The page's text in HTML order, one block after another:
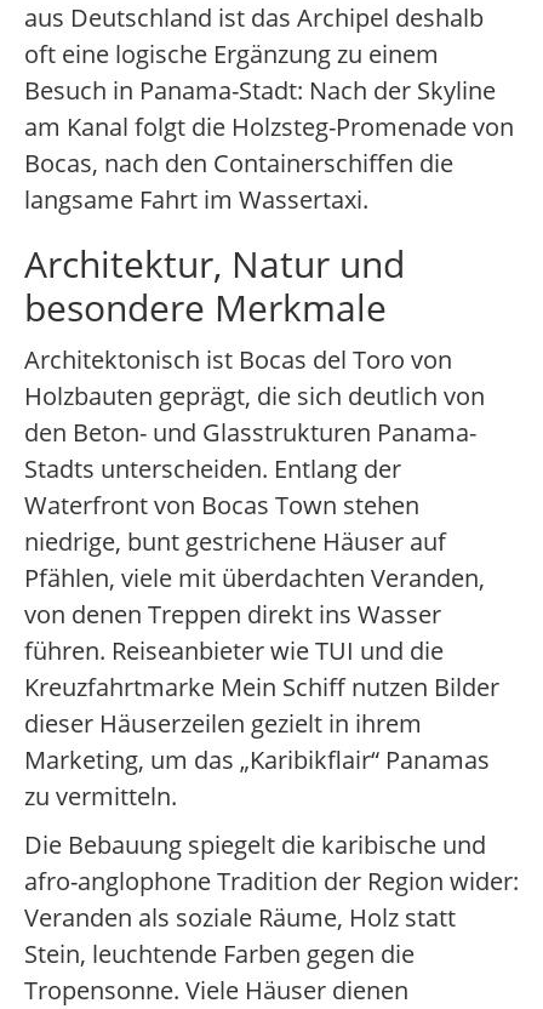
aus Deutschland ist das Archipel deshalb
oft eine logische Ergänzung zu einem
Besuch in Panama-Stadt: Nach der Skyline
am Kanal folgt die Holzsteg-Promenade von
Bocas, nach den Containerschiffen die
langsame Fahrt im Wassertaxi.
Architektur, Natur und
besondere Merkmale
Architektonisch ist Bocas del Toro von
Holzbauten geprägt, die sich deutlich von
den Beton- und Glasstrukturen Panama-
Stadts unterscheiden. Entlang der
Waterfront von Bocas Town stehen
niedrige, bunt gestrichene Häuser auf
Pfählen, viele mit überdachten Veranden,
von denen Treppen direkt ins Wasser
führen. Reiseanbieter wie TUI und die
Kreuzfahrtmarke Mein Schiff nutzen Bilder
dieser Häuserzeilen gezielt in ihrem
Marketing, um das „Karibikflair“ Panamas
zu vermitteln.
Die Bebauung spiegelt die karibische und
afro-anglophone Tradition der Region wider:
Veranden als soziale Räume, Holz statt
Stein, leuchtende Farben gegen die
Tropensonne. Viele Häuser dienen